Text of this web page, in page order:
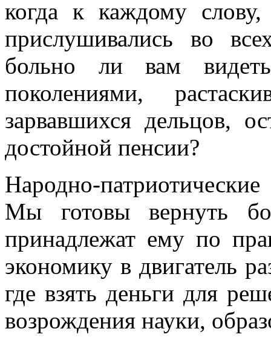
когда к каждому
прислушивались во
больно ли вам
поколениями,
зарвавшихся дельцов,
достойной пенсии?
Народно-
Мы готовы вернуть
принадлежат ему по
экономику в двигатель
где взять деньги для
возрождения науки,